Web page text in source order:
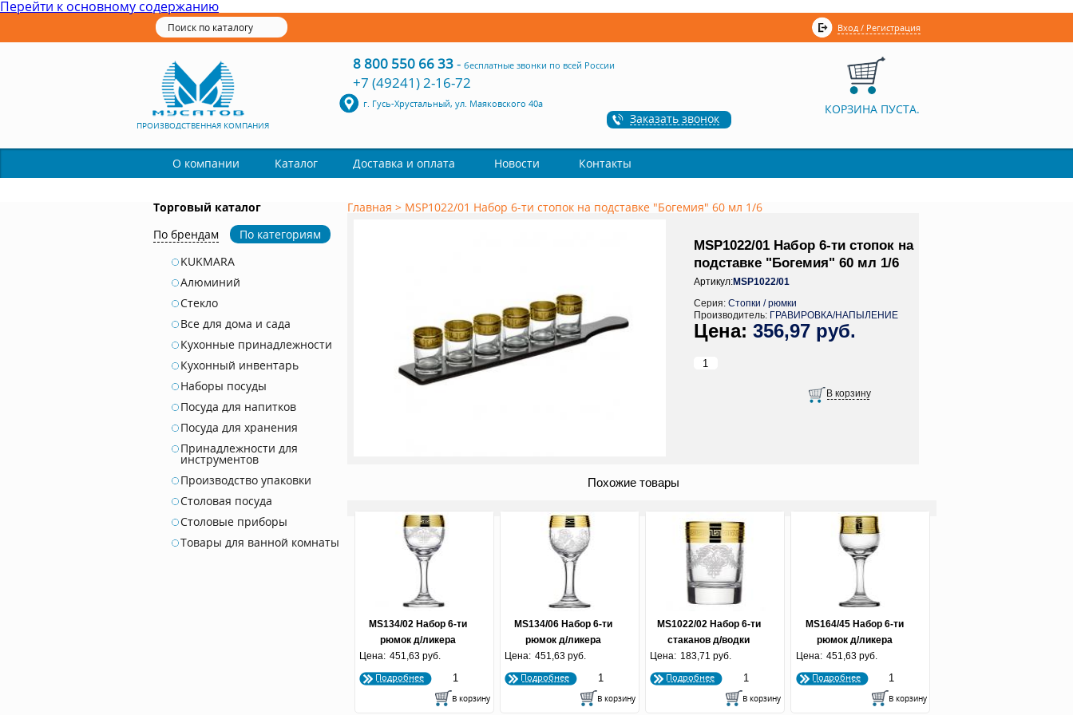
Перейти к основному содержанию
Вход / Регистрация
ПРОИЗВОДСТВЕННАЯ КОМПАНИЯ
8 800 550 66 33- бесплатные звонки по всей России
+7 (49241) 2-16-72
г. Гусь-Хрустальный, ул. Маяковского 40а
Заказать звонок
КОРЗИНА ПУСТА.
О компании Каталог Доставка и оплата Новости Контакты
Торговый каталог
По брендам
По категориям
KUKMARA
Алюминий
Стекло
Все для дома и сада
Кухонные принадлежности
Кухонный инвентарь
Наборы посуды
Посуда для напитков
Посуда для хранения
Принадлежности для
инструментов
Производство упаковки
Столовая посуда
Столовые приборы
Товары для ванной комнаты
Главная > MSP1022/01 Набор 6-ти стопок на подставке "Богемия" 60 мл 1/6
MSP1022/01 Набор 6-ти стопок на
подставке "Богемия" 60 мл 1/6
Артикул:MSP1022/01
Серия: Стопки / рюмки
Производитель: ГРАВИРОВКА/НАПЫЛЕНИЕ
356,97 руб.
Похожие товары
MS134/02 Набор 6-ти
рюмок д/ликера
"Гармония" 60 мл 1/8
Цена: 451,63 руб.
Подробнее
MS134/06 Набор 6-ти
рюмок д/ликера
"Батерфляй" 60 мл 1/8
Цена: 451,63 руб.
Подробнее
MS1022/02 Набор 6-ти
стаканов д/водки
"Гармония" 60 мл 1/8
Цена: 183,71 руб.
Подробнее
MS164/45 Набор 6-ти
рюмок д/ликера
"Олимп" 60 мл 1/8
Цена: 451,63 руб.
Подробнее